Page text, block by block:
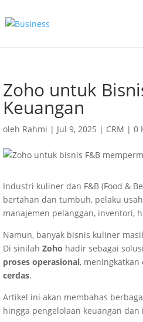
Zoho untuk
Keuangan
oleh Rahmi | Jul 9, 2025 | CRM |0
Industri kuliner dan F&B (Food &
bertahan dan tumbuh, pelaku
manajemen pelanggan, inventori,
Namun, banyak bisnis kuliner
Di sinilahZoho hadir sebagai
proses operasional,
cerdas.
Artikel ini akan membahas
hingga pengelolaan keuangan dan